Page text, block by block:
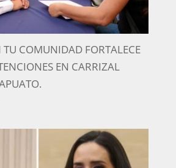
TU COMUNIDAD FORTALECE
EN CARRIZAL